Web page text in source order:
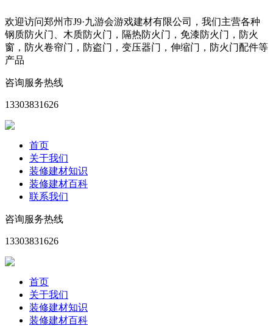
欢迎访问郑州市J9·九游会游戏建材有限公司，我们主营各种
钢质防火门、木质防火门，隔热防火门，免漆防火门，防火
窗，防火卷帘门，防盗门，变压器门，伸缩门，防火门配件等
产品
咨询服务热线
13303831626
首页
关于我们
装修建材知识
装修建材百科
联系我们
咨询服务热线
13303831626
首页
关于我们
装修建材知识
装修建材百科